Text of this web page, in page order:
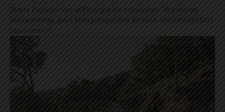
Maria Eugènia Gay afirma que les actuacions "ara són un
inconvenient, però amb perspectiva de futur són un benefici i
una riquesa"